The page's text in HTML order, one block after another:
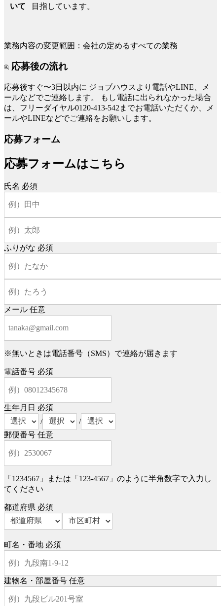
いて
目指しています。
業務内容の変更範囲：会社の定めるすべての業務
応募後の流れ
応募後すぐ〜3日以内に ジョブハウスより電話やLINE、メ
ールなどでご連絡します。
もし電話に出られなかった場合
は、フリーダイヤル0120-413-542までお電話いただくか、メ
ールやLINEなどでご連絡をお願いします。
応募フォーム
応募フォームはこちら
氏名 必須
ふりがな 必須
メール 任意
※無いときは電話番号（SMS）で連絡が届きます
電話番号 必須
生年月日 必須
/
/
郵便番号 任意
「1234567」または「123-4567」のように半角数字で入力し
てください
都道府県 必須
町名・番地 必須
建物名・部屋番号 任意